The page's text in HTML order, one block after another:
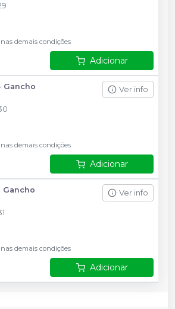
nas demais condições
Adicionar
Gancho
Ver info
nas demais condições
Adicionar
Gancho
Ver info
nas demais condições
Adicionar